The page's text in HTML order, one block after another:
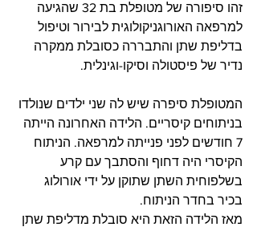
זהו סיפורה של מטופלת בת 32 שהגיעה
למרפאה האורוגניקולוגית לבירור וטיפול
בדליפת שתן והתבררה כסובלת ממקרה
נדיר של פיסטולה וסיקו-וגינלית.
המטופלת סיפרה שיש לה שני ילדים שנולדו
בניתוחים קיסריים. הלידה האחרונה הייתה
7 חודשים לפני פנייתה למרפאה. הניתוח
הקיסרי היה דחוף והסתבך עם קרע
בשלפוחית השתן שתוקן על ידי אורולוג
בכיר בחדר הניתוח.
מאז הלידה הזאת היא סובלת מדליפת שתן